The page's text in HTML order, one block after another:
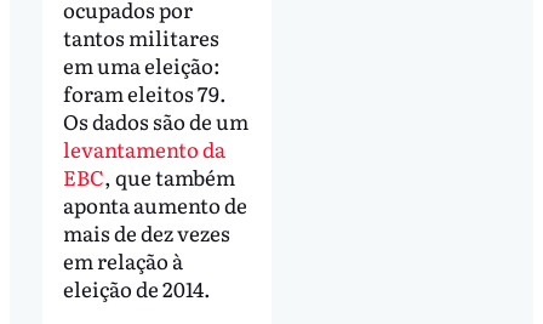
ocupados por
tantos militares
em uma eleição:
foram eleitos 79.
Os dados são de um
levantamento da
EBC, que também
aponta aumento de
mais de dez vezes
em relação à
eleição de 2014.